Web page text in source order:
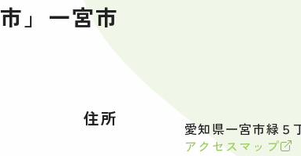
」一宮市
住所
愛知県一宮市緑５
アクセスマップ